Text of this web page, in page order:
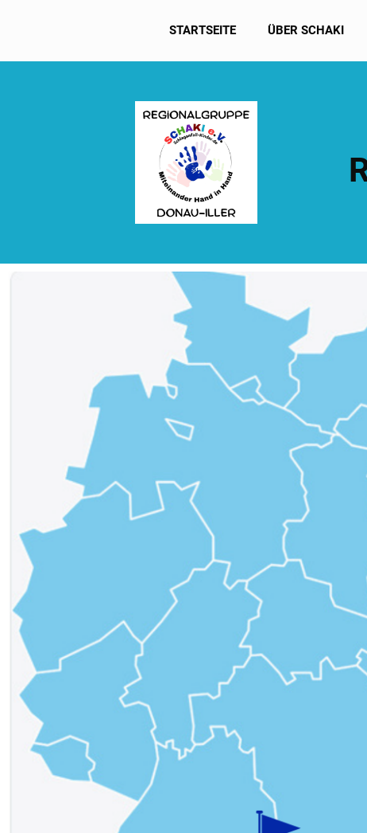
STARTSEITE ÜBER SCHAKI